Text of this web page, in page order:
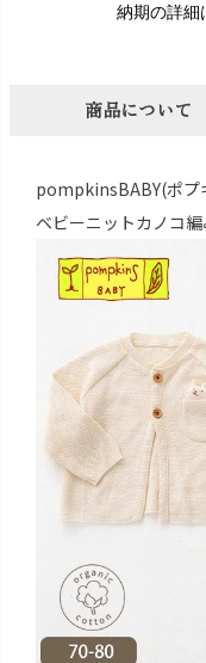
納期の詳細
商品について
pompkinsBABY(ポプ
ベビーニットカノコ編